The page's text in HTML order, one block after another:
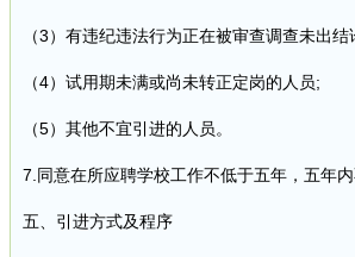
（3）有违纪违法行为正在被审查调查未出结
（4）试用期未满或尚未转正定岗的人员;
（5）其他不宜引进的人员。
7.同意在所应聘学校工作不低于五年，五年
五、引进方式及程序​